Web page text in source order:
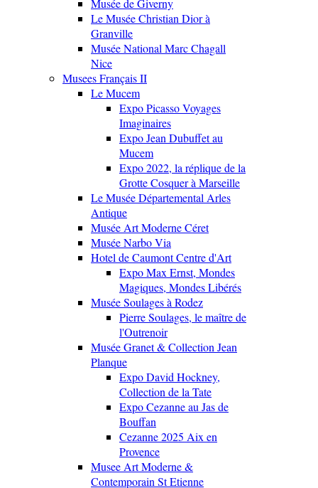
Musée de Giverny
Le Musée Christian Dior à
Granville
Musée National Marc Chagall
Nice
Musees Français II
Le Mucem
Expo Picasso Voyages
Imaginaires
Expo Jean Dubuffet au
Mucem
Expo 2022, la réplique de la
Grotte Cosquer à Marseille
Le Musée Départemental Arles
Antique
Musée Art Moderne Céret
Musée Narbo Via
Hotel de Caumont Centre d'Art
Expo Max Ernst, Mondes
Magiques, Mondes Libérés
Musée Soulages à Rodez
Pierre Soulages, le maître de
l'Outrenoir
Musée Granet & Collection Jean
Planque
Expo David Hockney,
Collection de la Tate
Expo Cezanne au Jas de
Bouffan
Cezanne 2025 Aix en
Provence
Musee Art Moderne &
Contemporain St Etienne